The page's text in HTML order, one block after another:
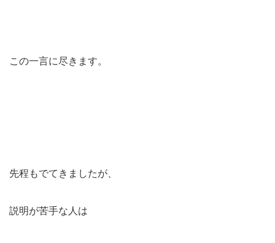
この一言に尽きます。
先程もでてきましたが、
説明が苦手な人は